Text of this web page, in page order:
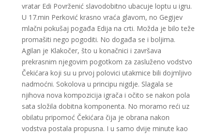
vratar Edi Povrženić slavodobitno ubacuje loptu u igru.
U 17.min Perković krasno vraća glavom, no Gegijev
mlačni pokušaj pogađa Edija na crti. Možda je bilo teže
promašiti nego pogoditi. No događa se i boljima.
Agilan je Klakočer, što u konačnici i završava
prekrasnim njegovim pogotkom za zasluženo vodstvo
Čekićara koji su u prvoj polovici utakmice bili dojmljivo
nadmoćni. Sokolova u principu nigdje. Slagala se
njihova nova kompozicija igrača i očito se nakon pola
sata složila dobitna komponenta. No moramo reći uz
obilatu pripomoć Čekićara čija je obrana nakon
vodstva postala propusna. I u samo dvije minute kao